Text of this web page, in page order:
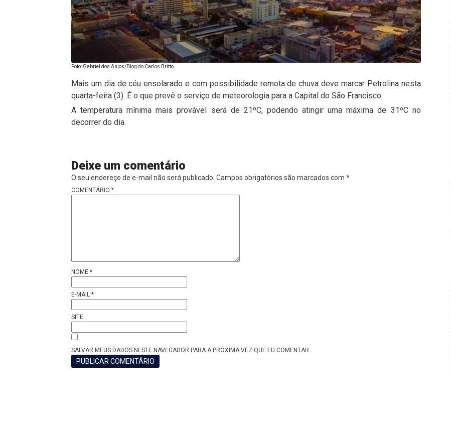
Foto: Gabriel dos Anjos/Blog do Carlos Britto
Mais um dia de céu ensolarado e com possibilidade remota de chuva deve marcar Petrolina nesta
quarta-feira (3). É o que prevê o serviço de meteorologia para a Capital do São Francisco.
A temperatura mínima mais provável será de 21ºC, podendo atingir uma máxima de 31ºC no
decorrer do dia.
Deixe um comentário
O seu endereço de e-mail não será publicado. Campos obrigatórios são marcados com *
COMENTÁRIO *
NOME *
E-MAIL *
SITE
SALVAR MEUS DADOS NESTE NAVEGADOR PARA A PRÓXIMA VEZ QUE EU COMENTAR.